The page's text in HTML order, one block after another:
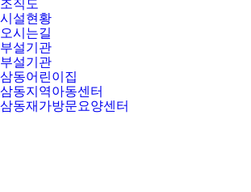
조직도
시설현황
오시는길
부설기관
부설기관
삼동어린이집
삼동지역아동센터
삼동재가방문요양센터